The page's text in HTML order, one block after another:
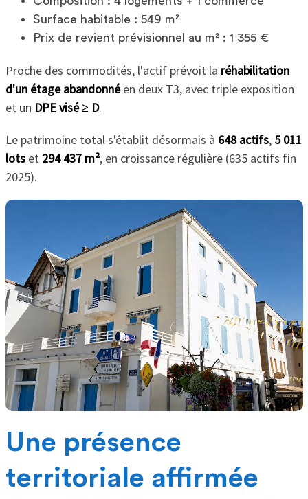
Surface habitable : 549 m²
Prix de revient prévisionnel au m² : 1 355 €
Proche des commodités, l'actif prévoit la réhabilitation
d'un étage abandonnéen deux T3, avec triple exposition
et un DPE visé ≥ D.
Le patrimoine total s'établit désormais à 648 actifs, 5 011
lotset 294 437 m², en croissance régulière (635 actifs fin
2025).
Une présence
territoriale affirmée